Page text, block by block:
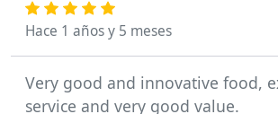
Hace 1 años y 5 meses
Very good and innovative food,
service and very good value.